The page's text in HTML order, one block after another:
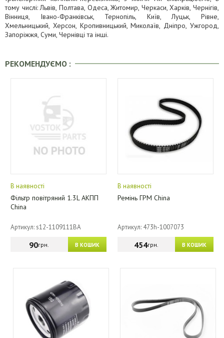
тому числі: Львів, Полтава, Одеса, Житомир, Черкаси, Харків, Чернігів,
Вінниця, Івано-Франківськ, Тернопіль, Київ, Луцьк, Рівне,
Хмельницький, Херсон, Кропивницький, Миколаїв, Дніпро, Ужгород,
Запоріжжя, Суми, Чернівці та інші.
РЕКОМЕНДУЄМО :
В наявності
Фільтр повітряний 1.3L АКПП
China
Артикул: s12-1109111BA
В КОШИК
90грн.
В наявності
Ремінь ГРМ China
Артикул: 473h-1007073
В КОШИК
454грн.